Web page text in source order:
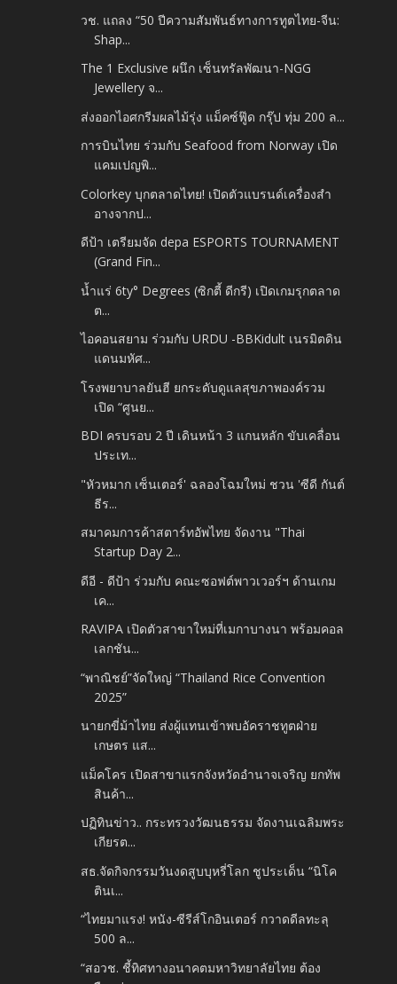
วช. แถลง​ “50 ปีความสัมพันธ์ทางการทูตไทย-จีน:
Shap...
The 1 Exclusive ผนึก เซ็นทรัลพัฒนา-NGG
Jewellery จ...
ส่งออกไอศกรีมผลไม้รุ่ง แม็คซ์ฟู๊ด กรุ๊ป ทุ่ม 200 ล...
การบินไทย ร่วมกับ Seafood from Norway เปิด
แคมเปญพิ...
Colorkey บุกตลาดไทย! เปิดตัวแบรนด์เครื่องสำ
อางจากป...
ดีป้า เตรียมจัด depa ESPORTS TOURNAMENT
(Grand Fin...
น้ำแร่ 6ty° Degrees (ซิกตี้ ดีกรี) เปิดเกมรุกตลาด
ต...
ไอคอนสยาม ร่วมกับ URDU -​BBKidult เนรมิตดิน
แดนมหัศ...
โรงพยาบาลยันฮี ยกระดับดูแลสุขภาพองค์รวม
เปิด “ศูนย...
BDI ครบรอบ 2 ปี เดินหน้า 3 แกนหลัก ขับเคลื่อน
ประเท...
"หัวหมาก เซ็นเตอร์' ฉลองโฉมใหม่ ชวน 'ซีดี กันต์
ธีร...
สมาคมการค้าสตาร์ทอัพไทย จัดงาน "Thai
Startup Day 2...
ดีอี - ดีป้า ร่วมกับ คณะซอฟต์พาวเวอร์ฯ ด้านเกม​
เค...
RAVIPA เปิดตัวสาขาใหม่ที่เมกาบางนา พร้อมคอล
เลกชัน...
“พาณิชย์”จัดใหญ่ “Thailand Rice Convention
2025”
นายกขี่ม้าไทย ส่งผู้แทนเข้าพบอัคราชทูตฝ่าย
เกษตร แส...
แม็คโคร เปิดสาขาแรก​จังหวัดอำนาจเจริญ​ ยกทัพ
สินค้า...
ปฏิทินข่าว.. กระทรวงวัฒนธรรม จัดงานเฉลิมพระ
เกียรต...
สธ.จัดกิจกรรมวันงดสูบบุหรี่โลก ชูประเด็น “นิโค
ตินเ...
“ไทยมาแรง! หนัง-ซีรีส์โกอินเตอร์ กวาดดีลทะลุ
500 ล...
“สอวช. ชี้ทิศทางอนาคตมหาวิทยาลัยไทย ต้อง